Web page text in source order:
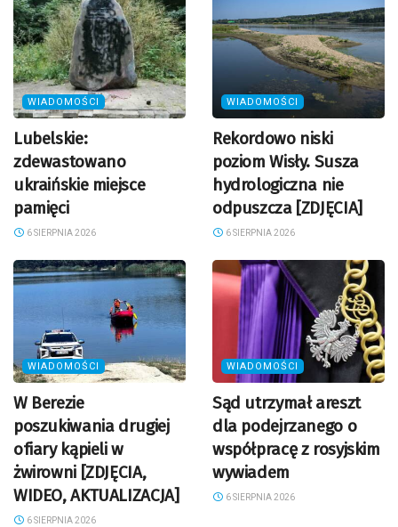
WIADOMOŚCI
Lubelskie:
zdewastowano
ukraińskie miejsce
pamięci
6 SIERPNIA 2026
WIADOMOŚCI
Rekordowo niski
poziom Wisły. Susza
hydrologiczna nie
odpuszcza [ZDJĘCIA]
6 SIERPNIA 2026
WIADOMOŚCI
W Berezie
poszukiwania drugiej
ofiary kąpieli w
żwirowni [ZDJĘCIA,
WIDEO, AKTUALIZACJA]
6 SIERPNIA 2026
WIADOMOŚCI
Sąd utrzymał areszt
dla podejrzanego o
współpracę z rosyjskim
wywiadem
6 SIERPNIA 2026